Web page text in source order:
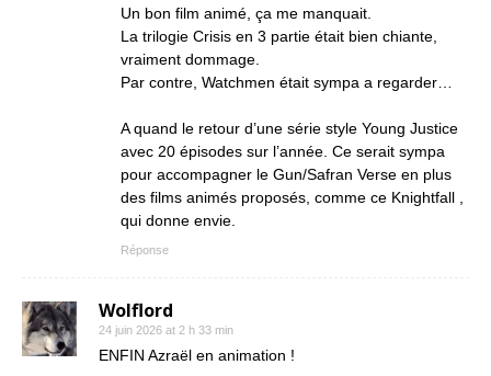
Un bon film animé, ça me manquait.
La trilogie Crisis en 3 partie était bien chiante,
vraiment dommage.
Par contre, Watchmen était sympa a regarder…
A quand le retour d’une série style Young Justice
avec 20 épisodes sur l’année. Ce serait sympa
pour accompagner le Gun/Safran Verse en plus
des films animés proposés, comme ce Knightfall ,
qui donne envie.
Réponse
Wolflord
24 juin 2026 at 2 h 33 min
ENFIN Azraël en animation !